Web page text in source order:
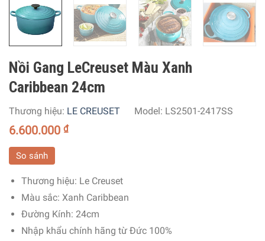
Nồi Gang LeCreuset Màu Xanh
Caribbean 24cm
Thương hiệu: LE CREUSET Model: LS2501-2417SS
6.600.000 ₫
So sánh
Thương hiệu: Le Creuset
Màu sắc: Xanh Caribbean
Đường Kính: 24cm
Nhập khẩu chính hãng từ Đức 100%